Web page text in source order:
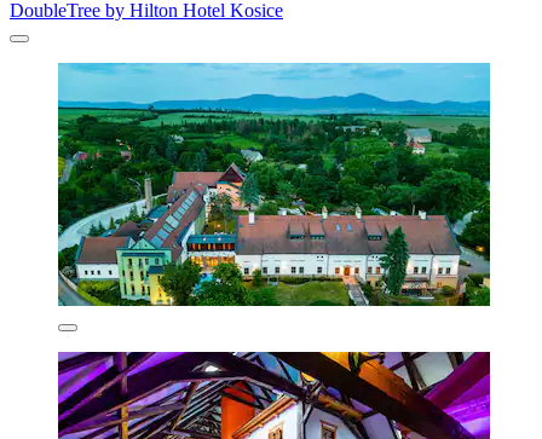
DoubleTree by Hilton Hotel Kosice